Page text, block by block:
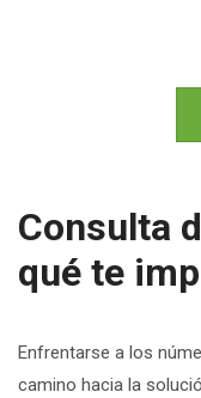
Consulta
qué te
Enfrentarse a los
camino hacia la